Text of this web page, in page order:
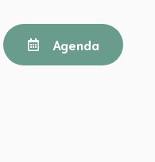
Agenda